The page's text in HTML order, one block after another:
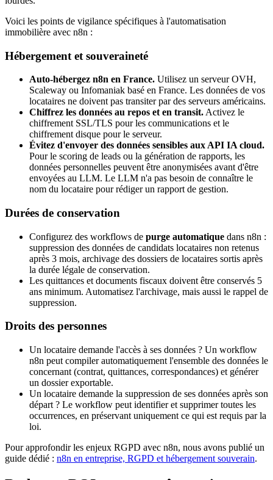
Voici les points de vigilance spécifiques à l'automatisation
immobilière avec n8n :
Hébergement et souveraineté
Auto-hébergez n8n en France. Utilisez un serveur OVH,
Scaleway ou Infomaniak basé en France. Les données de vos
locataires ne doivent pas transiter par des serveurs américains.
Chiffrez les données au repos et en transit. Activez le
chiffrement SSL/TLS pour les communications et le
chiffrement disque pour le serveur.
Évitez d'envoyer des données sensibles aux API IA cloud.
Pour le scoring de leads ou la génération de rapports, les
données personnelles peuvent être anonymisées avant d'être
envoyées au LLM. Le LLM n'a pas besoin de connaître le
nom du locataire pour rédiger un rapport de gestion.
Durées de conservation
Configurez des workflows de purge automatique dans n8n :
suppression des données de candidats locataires non retenus
après 3 mois, archivage des dossiers de locataires sortis après
la durée légale de conservation.
Les quittances et documents fiscaux doivent être conservés 5
ans minimum. Automatisez l'archivage, mais aussi le rappel de
suppression.
Droits des personnes
Un locataire demande l'accès à ses données ? Un workflow
n8n peut compiler automatiquement l'ensemble des données le
concernant (contrat, quittances, correspondances) et générer
un dossier exportable.
Un locataire demande la suppression de ses données après son
départ ? Le workflow peut identifier et supprimer toutes les
occurrences, en préservant uniquement ce qui est requis par la
loi.
Pour approfondir les enjeux RGPD avec n8n, nous avons publié un
guide dédié : n8n en entreprise, RGPD et hébergement souverain.